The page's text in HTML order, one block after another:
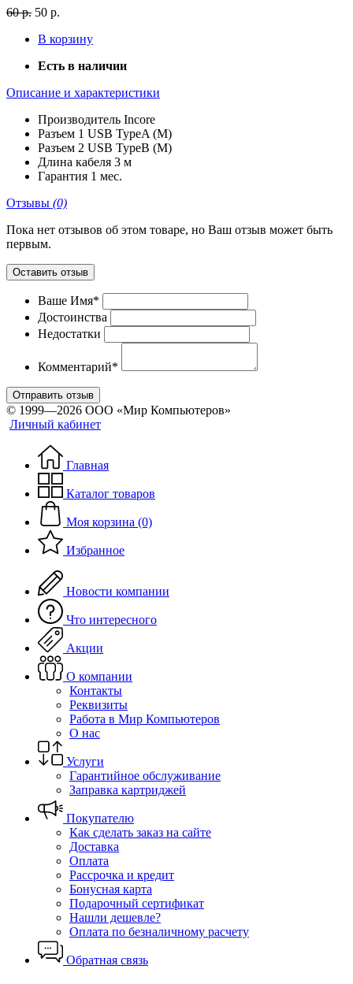
60 р. 50 р.
В корзину
Есть в наличии
Описание и характеристики
Производитель Incore
Разъем 1 USB TypeA (M)
Разъем 2 USB TypeB (M)
Длина кабеля 3 м
Гарантия 1 мес.
Отзывы (0)
Пока нет отзывов об этом товаре, но Ваш отзыв может быть
первым.
Оставить отзыв
Ваше Имя*
Достоинства
Недостатки
Комментарий*
Отправить отзыв
© 1999—2026 ООО «Мир Компьютеров»
Личный кабинет
Главная
Каталог товаров
Моя корзина (0)
Избранное
Новости компании
Что интересного
Акции
О компании
Контакты
Реквизиты
Работа в Мир Компьютеров
О нас
Услуги
Гарантийное обслуживание
Заправка картриджей
Покупателю
Как сделать заказ на сайте
Доставка
Оплата
Рассрочка и кредит
Бонусная карта
Подарочный сертификат
Нашли дешевле?
Оплата по безналичному расчету
Обратная связь